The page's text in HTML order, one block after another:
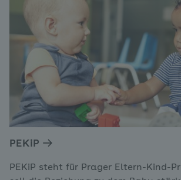
PEKiP
PEKiP steht für Prager Eltern-Kind-